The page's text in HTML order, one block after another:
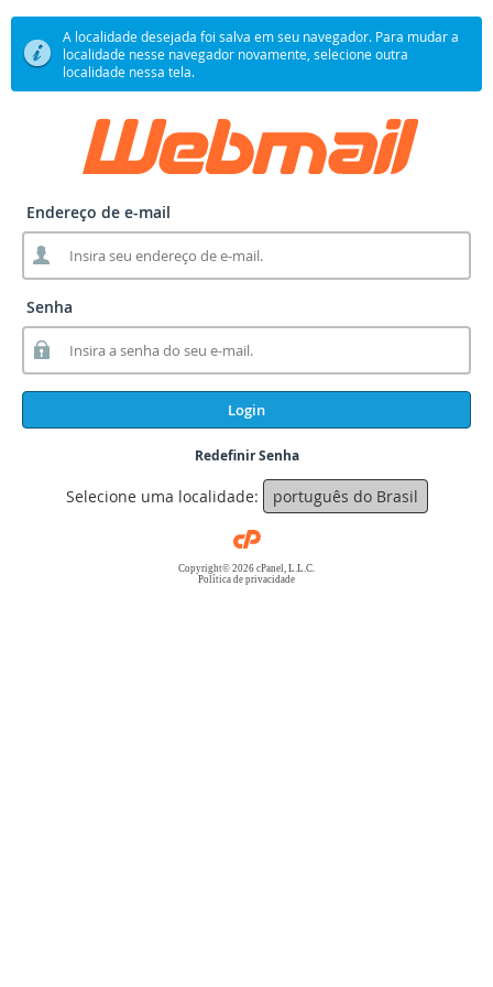
A localidade desejada foi salva em seu navegador. Para mudar a
localidade nesse navegador novamente, selecione outra
localidade nessa tela.
Endereço de e-mail
Senha
Login
Redefinir Senha
Selecione uma localidade: português do Brasil
Copyright© 2026 cPanel, L.L.C.
Política de privacidade